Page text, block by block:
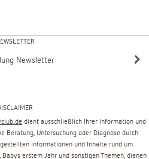
Newsletter
dient ausschließlich Ihrer Information und
Beratung, Untersuchung oder Diagnose durch
Informationen und Inhalte rund um
erstem Jahr und sonstigen Themen, dienen